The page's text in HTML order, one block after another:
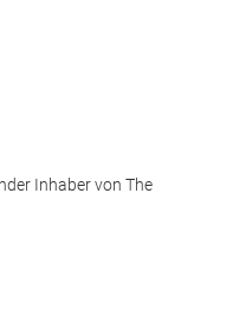
Inhaber von The